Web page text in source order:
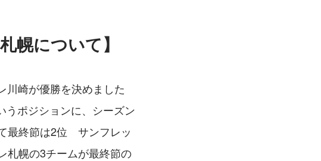
幌について】
川崎が優勝を決めました
うポジションに、シーズン
最終節は2位　サンフレッ
札幌の3チームが最終節の